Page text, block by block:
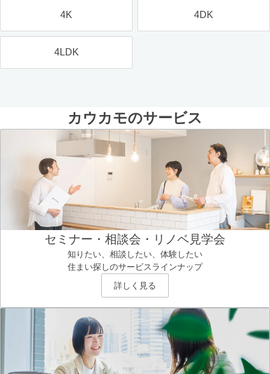
4K 4DK
4LDK
カウカモのサービス
セミナー・相談会・リノベ見学会
知りたい、相談したい、体験したい
住まい探しのサービスラインナップ
詳しく見る